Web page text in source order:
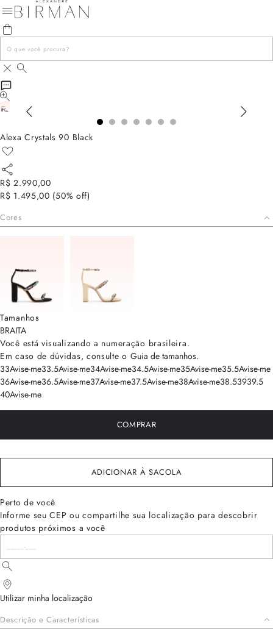
Alexa Crystals 90 Black
R$ 2.990,00
R$ 1.495,00 (50% off)
Cores
Tamanhos
BRAITA
Você está visualizando a numeração brasileira.
Em caso de dúvidas, consulte o Guia de tamanhos.
33Avise-me33.5Avise-me34Avise-me34.5Avise-me35Avise-me35.5Avise-me
36Avise-me36.5Avise-me37Avise-me37.5Avise-me38Avise-me38.53939.5
40Avise-me
COMPRAR
ADICIONAR À SACOLA
Perto de você
Informe seu CEP ou compartilhe sua localização para descobrir
produtos próximos a você
Utilizar minha localização
Descrição e Características